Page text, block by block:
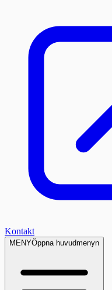
Kontakt
MENYÖppna huvudmenyn